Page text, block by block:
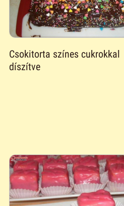
Csokitorta színes cukrokkal
díszítve